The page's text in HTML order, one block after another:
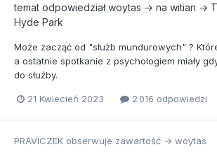
temat odpowiedziałwoytas → na witian →
Hyde Park
Może zacząć od "służb mundurowych" ?
a ostatnie spotkanie z psychologiem miały
do służby.
21 Kwiecień 2023 2 016 odpowiedzi
PRAVICZEK obserwuje zawartość → woytas